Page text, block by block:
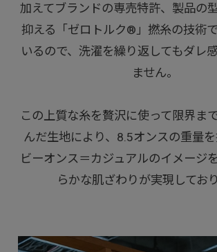
加えてブランドの専売特許、製品の
抑える「ゼロトルク®」撚糸の技術
いるので、洗濯を繰り返してもダレ
ません。
この上質な糸を贅沢に使って限界ま
んだ生地により、8.5オンスの重量
ビーオンス＝カジュアルのイメージ
らかな肌ざわりが実現しており